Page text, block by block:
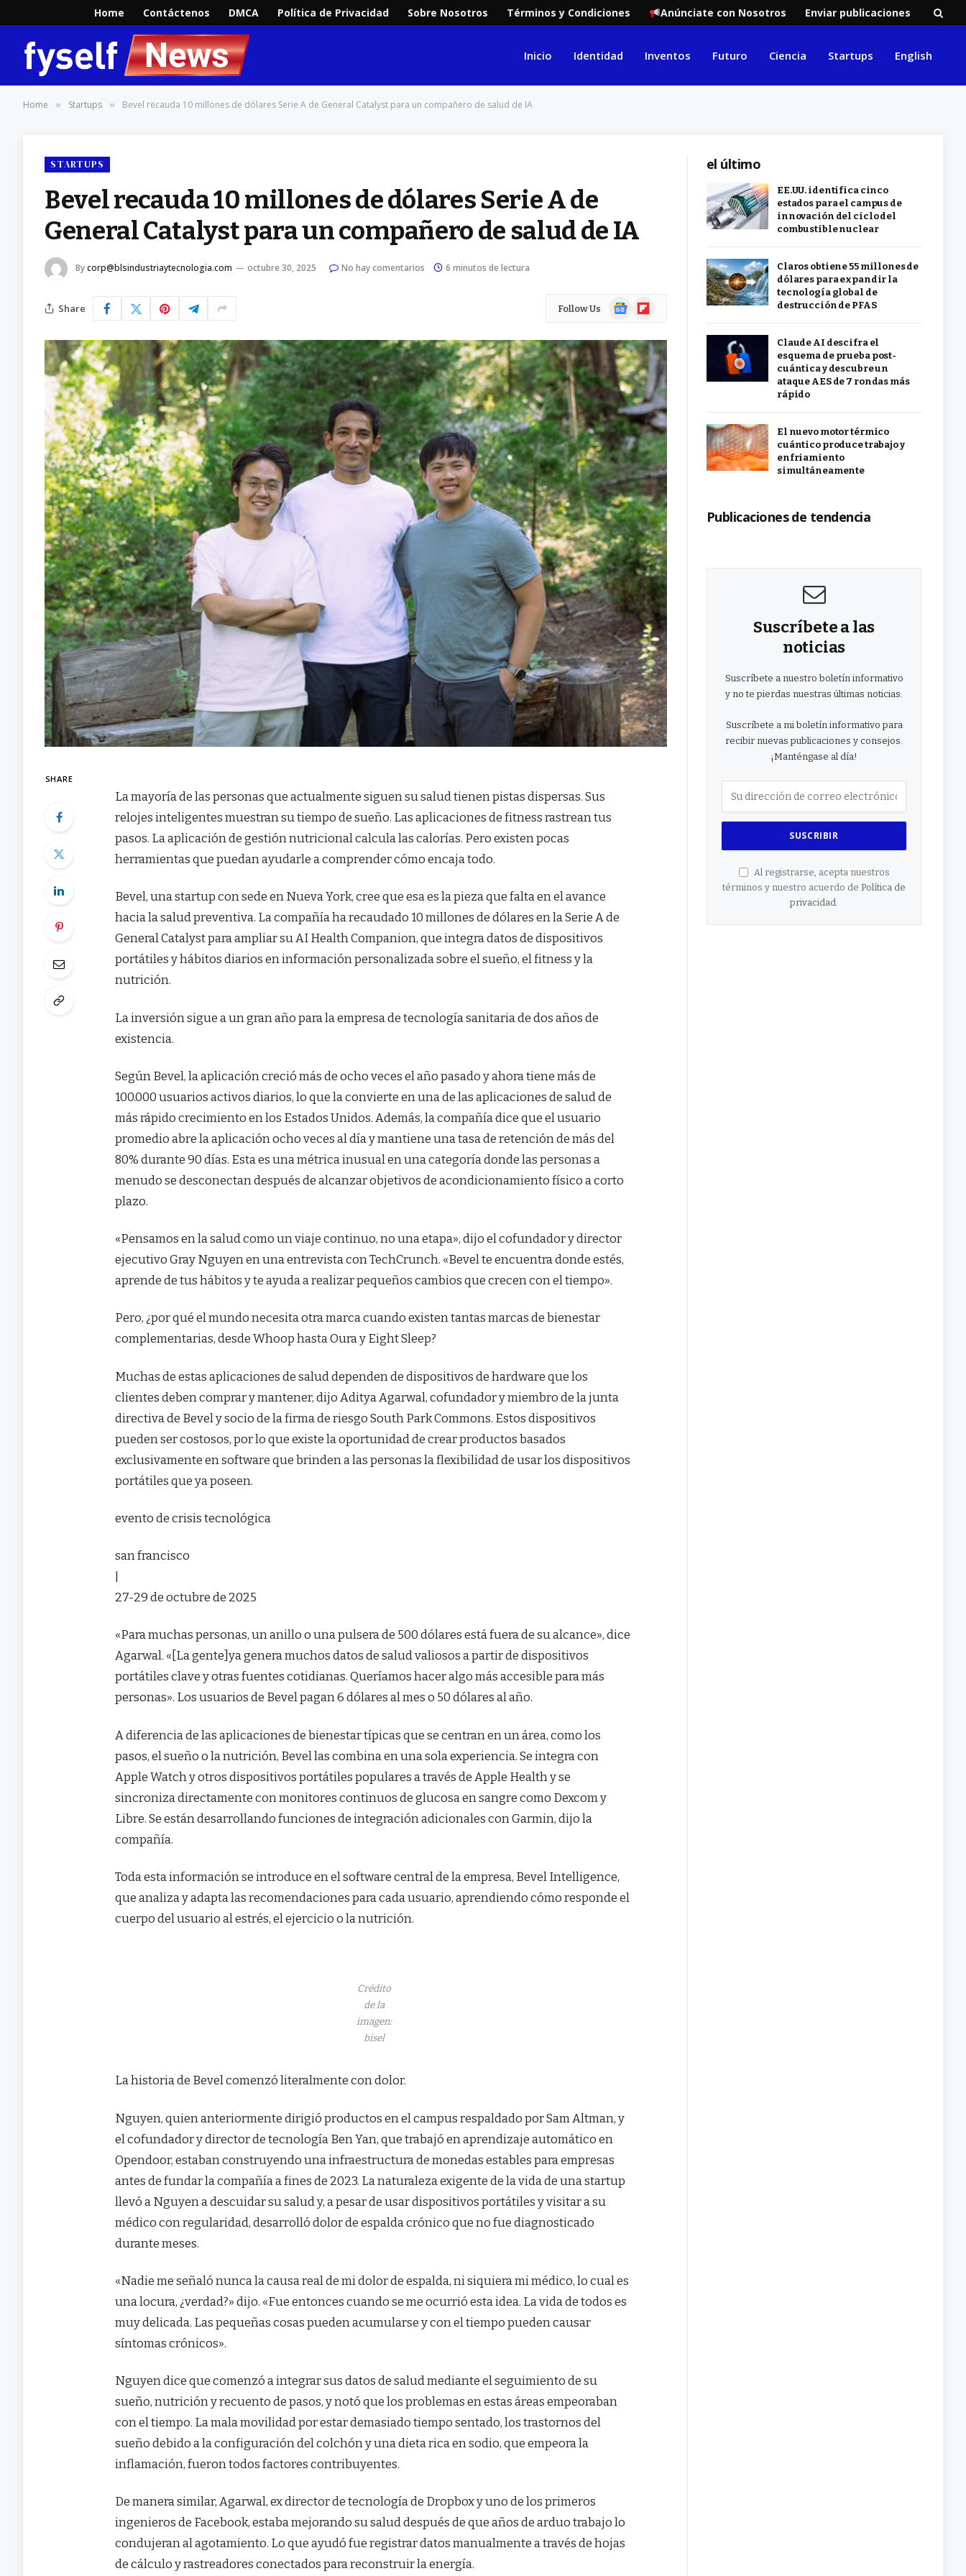
Home Contáctenos DMCA Política de Privacidad Sobre Nosotros Términos y Condiciones Anúnciate con Nosotros Enviar publicaciones
Inicio Identidad Inventos Futuro Ciencia Startups English
Home » Startups » Bevel recauda 10 millones de dólares Serie A de General Catalyst para un compañero de salud de IA
STARTUPS
Bevel recauda 10 millones de dólares Serie A de
General Catalyst para un compañero de salud de IA
Bycorp@blsindustriaytecnologia.com octubre 30, 2025 No hay comentarios 6 minutos de lectura
Share Follow Us
GoogleFlipboard
SHARE
La mayoría de las personas que actualmente siguen su salud tienen pistas dispersas. Sus
relojes inteligentes muestran su tiempo de sueño. Las aplicaciones de fitness rastrean tus
pasos. La aplicación de gestión nutricional calcula las calorías. Pero existen pocas
herramientas que puedan ayudarle a comprender cómo encaja todo.
Bevel, una startup con sede en Nueva York, cree que esa es la pieza que falta en el avance
hacia la salud preventiva. La compañía ha recaudado 10 millones de dólares en la Serie A de
General Catalyst para ampliar su AI Health Companion, que integra datos de dispositivos
portátiles y hábitos diarios en información personalizada sobre el sueño, el fitness y la
nutrición.
La inversión sigue a un gran año para la empresa de tecnología sanitaria de dos años de
existencia.
Según Bevel, la aplicación creció más de ocho veces el año pasado y ahora tiene más de
100.000 usuarios activos diarios, lo que la convierte en una de las aplicaciones de salud de
más rápido crecimiento en los Estados Unidos. Además, la compañía dice que el usuario
promedio abre la aplicación ocho veces al día y mantiene una tasa de retención de más del
80% durante 90 días. Esta es una métrica inusual en una categoría donde las personas a
menudo se desconectan después de alcanzar objetivos de acondicionamiento físico a corto
plazo.
«Pensamos en la salud como un viaje continuo, no una etapa», dijo el cofundador y director
ejecutivo Gray Nguyen en una entrevista con TechCrunch. «Bevel te encuentra donde estés,
aprende de tus hábitos y te ayuda a realizar pequeños cambios que crecen con el tiempo».
Pero, ¿por qué el mundo necesita otra marca cuando existen tantas marcas de bienestar
complementarias, desde Whoop hasta Oura y Eight Sleep?
Muchas de estas aplicaciones de salud dependen de dispositivos de hardware que los
clientes deben comprar y mantener, dijo Aditya Agarwal, cofundador y miembro de la junta
directiva de Bevel y socio de la firma de riesgo South Park Commons. Estos dispositivos
pueden ser costosos, por lo que existe la oportunidad de crear productos basados ​​
exclusivamente en software que brinden a las personas la flexibilidad de usar los dispositivos
portátiles que ya poseen.
evento de crisis tecnológica
san francisco
27-29 de octubre de 2025
«Para muchas personas, un anillo o una pulsera de 500 dólares está fuera de su alcance», dice
Agarwal. «[La gente]ya genera muchos datos de salud valiosos a partir de dispositivos
portátiles clave y otras fuentes cotidianas. Queríamos hacer algo más accesible para más
personas». Los usuarios de Bevel pagan 6 dólares al mes o 50 dólares al año.
A diferencia de las aplicaciones de bienestar típicas que se centran en un área, como los
pasos, el sueño o la nutrición, Bevel las combina en una sola experiencia. Se integra con
Apple Watch y otros dispositivos portátiles populares a través de Apple Health y se
sincroniza directamente con monitores continuos de glucosa en sangre como Dexcom y
Libre. Se están desarrollando funciones de integración adicionales con Garmin, dijo la
compañía.
Toda esta información se introduce en el software central de la empresa, Bevel Intelligence,
que analiza y adapta las recomendaciones para cada usuario, aprendiendo cómo responde el
cuerpo del usuario al estrés, el ejercicio o la nutrición.
Crédito
de la
imagen:
bisel
La historia de Bevel comenzó literalmente con dolor.
Nguyen, quien anteriormente dirigió productos en el campus respaldado por Sam Altman, y
el cofundador y director de tecnología Ben Yan, que trabajó en aprendizaje automático en
Opendoor, estaban construyendo una infraestructura de monedas estables para empresas
antes de fundar la compañía a fines de 2023. La naturaleza exigente de la vida de una startup
llevó a Nguyen a descuidar su salud y, a pesar de usar dispositivos portátiles y visitar a su
médico con regularidad, desarrolló dolor de espalda crónico que no fue diagnosticado
durante meses.
«Nadie me señaló nunca la causa real de mi dolor de espalda, ni siquiera mi médico, lo cual es
una locura, ¿verdad?» dijo. «Fue entonces cuando se me ocurrió esta idea. La vida de todos es
muy delicada. Las pequeñas cosas pueden acumularse y con el tiempo pueden causar
síntomas crónicos».
Nguyen dice que comenzó a integrar sus datos de salud mediante el seguimiento de su
sueño, nutrición y recuento de pasos, y notó que los problemas en estas áreas empeoraban
con el tiempo. La mala movilidad por estar demasiado tiempo sentado, los trastornos del
sueño debido a la configuración del colchón y una dieta rica en sodio, que empeora la
inflamación, fueron todos factores contribuyentes.
De manera similar, Agarwal, ex director de tecnología de Dropbox y uno de los primeros
ingenieros de Facebook, estaba mejorando su salud después de que años de arduo trabajo lo
condujeran al agotamiento. Lo que ayudó fue registrar datos manualmente a través de hojas
de cálculo y rastreadores conectados para reconstruir la energía.
el último
EE.UU. identifica cinco
estados para el campus de
innovación del ciclo del
combustible nuclear
Claros obtiene 55 millones de
dólares para expandir la
tecnología global de
destrucción de PFAS
Claude AI descifra el
esquema de prueba post-
cuántica y descubre un
ataque AES de 7 rondas más
rápido
El nuevo motor térmico
cuántico produce trabajo y
enfriamiento
simultáneamente
Publicaciones de tendencia
Suscríbete a las
noticias
Suscríbete a nuestro boletín informativo
y no te pierdas nuestras últimas noticias.
Suscríbete a mi boletín informativo para
recibir nuevas publicaciones y consejos.
¡Manténgase al día!
Al registrarse, acepta nuestros
términos y nuestro acuerdo de Política de
privacidad.